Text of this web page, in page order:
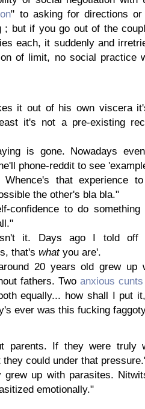
" to asking for directions
; but if you go out of the
each, it suddenly and
of limit, no social practice
it out of his own viscera
it's not a pre-existing
is gone. Nowadays
phone-reddit to see
that experience
the other's bla bla."
confidence to do
it. Days ago I told off
that's whatyou are'.
20 years old grew up
fathers. Two anxious cunts
equally... how shall I put
ever was this fucking
parents. If they were truly
could under that
grew up with parasites.
emotionally."